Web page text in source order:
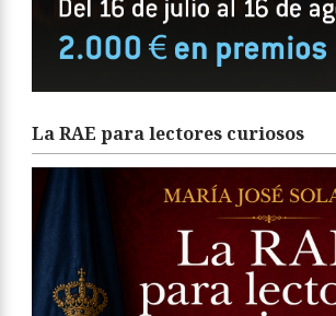
La RAE para lectores curiosos